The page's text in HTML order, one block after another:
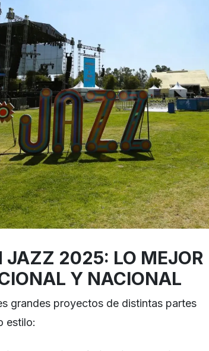
JAZZ 2025: LO MEJOR
Y NACIONAL
grandes proyectos de distintas partes
estilo: